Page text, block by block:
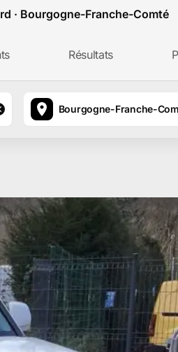
· Bourgogne-Franche-Comté
Résultats
Bourgogne-Franche-